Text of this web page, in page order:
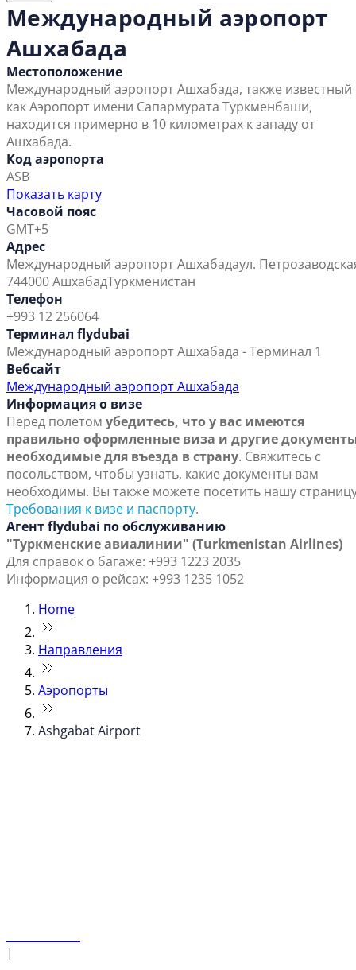
Международный аэропорт
Ашхабада
Местоположение
Международный аэропорт Ашхабада, также известный
как Аэропорт имени Сапармурата Туркменбаши,
находится примерно в 10 километрах к западу от
Ашхабада.
Код аэропорта
ASB
Показать карту
Часовой пояс
GMT+5
Адрес
Международный аэропорт Ашхабадаул.
744000 АшхабадТуркменистан
Телефон
+993 12 256064
Терминал flydubai
Международный аэропорт Ашхабада - Терминал 1
Вебсайт
Международный аэропорт Ашхабада
Информация о визе
Перед полетом убедитесь, что у вас имеются
правильно оформленные виза и другие
необходимые для въезда в страну. Свяжитесь с
посольством, чтобы узнать, какие документы вам
необходимы. Вы также можете посетить нашу
Требования к визе и паспорту.
Агент flydubai по обслуживанию
"Туркменские авиалинии" (Turkmenistan Airlines)
Для справок о багаже: +993 1223 2035
Информация о рейсах: +993 1235 1052
Home
Направления
Аэропорты
Ashgabat Airport
|